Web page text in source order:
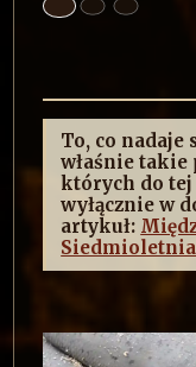
To, co nadaje
właśnie
których do tej
wyłącznie w
artykuł: